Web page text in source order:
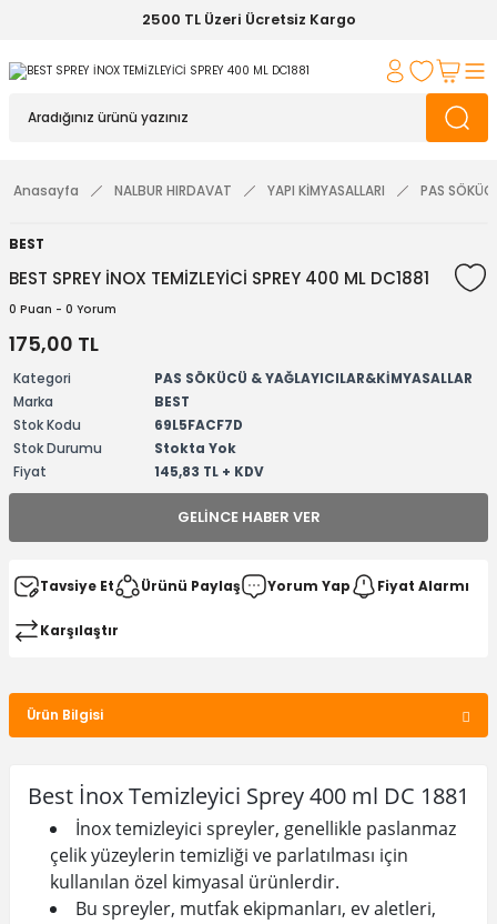
2500 TL Üzeri Ücretsiz Kargo
Anasayfa NALBUR HIRDAVAT YAPI KİMYASALLARI PAS
BEST
BEST SPREY İNOX TEMİZLEYİCİ SPREY 400 ML DC1881
0 Puan - 0 Yorum
175,00 TL
Kategori
PAS SÖKÜCÜ & YAĞLAYICILAR&KİMYASALLAR
Marka
BEST
Stok Kodu
69L5FACF7D
Stok Durumu
Stokta Yok
Fiyat
145,83 TL + KDV
GELINCE HABER VER
Tavsiye Et Ürünü Paylaş Yorum Yap Fiyat Alarmı
Karşılaştır
Ürün Bilgisi
Best İnox Temizleyici Sprey 400 ml DC 1881
İnox temizleyici spreyler, genellikle paslanmaz
çelik yüzeylerin temizliği ve parlatılması için
kullanılan özel kimyasal ürünlerdir.
Bu spreyler, mutfak ekipmanları, ev aletleri,